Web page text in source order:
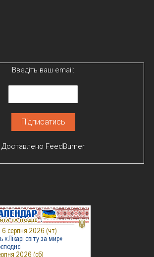
Введіть ваш email:
Доставлено FeedBurner